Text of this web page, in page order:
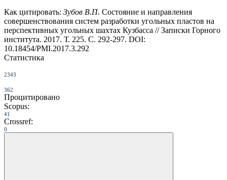
Как цитировать: Зубов В.П. Состояние и направления
совершенствования систем разработки угольных пластов на
перспективных угольных шахтах Кузбасса // Записки Горного
института. 2017. Т. 225. С. 292-297. DOI:
10.18454/PMI.2017.3.292
Статистика
2343
362
Процитировано
Scopus:
41
Crossref:
0